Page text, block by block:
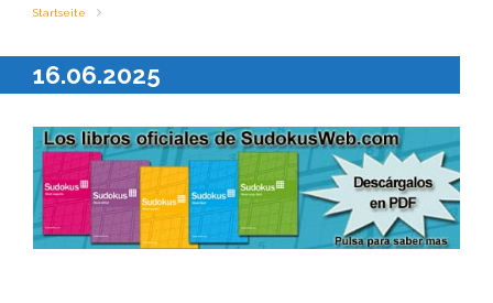
Startseite
16.06.2025